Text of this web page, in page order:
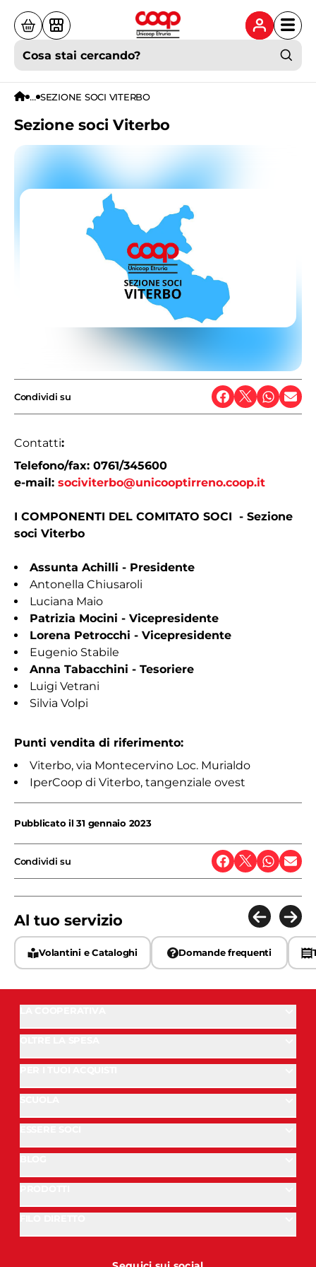
Cosa stai cercando?
... SEZIONE SOCI VITERBO
Sezione soci Viterbo
Condividi su
Contatti:
Telefono/fax: 0761/345600
e-mail: sociviterbo@unicooptirreno.coop.it
​​I COMPONENTI DEL COMITATO SOCI - Sezione
soci Viterbo
Assunta Achilli - Presidente
Antonella Chiusaroli
Luciana Maio
Patrizia Mocini - Vicepresidente
Lorena Petrocchi - Vicepresidente
Eugenio Stabile
Anna Tabacchini - Tesoriere
Luigi Vetrani
Silvia Volpi
Punti vendita di riferimento:
Viterbo, via Montecervino Loc. Murialdo
IperCoop di Viterbo, tangenziale ovest
Pubblicato il31 gennaio 2023
Condividi su
Al tuo servizio
Volantini e Cataloghi Domande frequenti